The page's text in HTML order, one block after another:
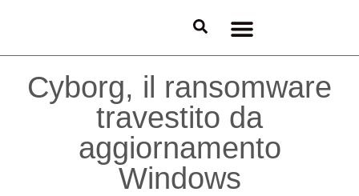
Cyborg, il ransomware
travestito da
aggiornamento
Windows